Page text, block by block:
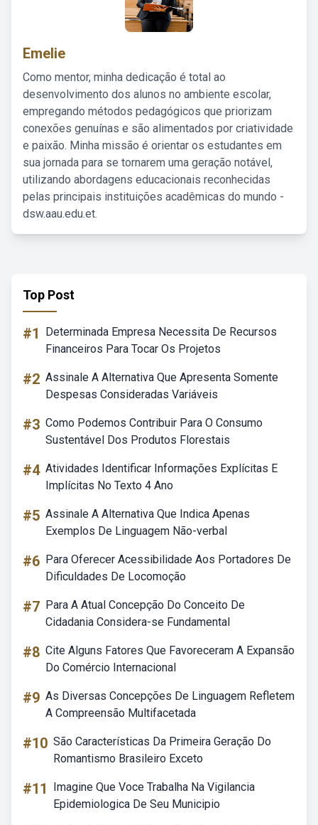
Emelie
Como mentor, minha dedicação é total ao
desenvolvimento dos alunos no ambiente escolar,
empregando métodos pedagógicos que priorizam
conexões genuínas e são alimentados por criatividade
e paixão. Minha missão é orientar os estudantes em
sua jornada para se tornarem uma geração notável,
utilizando abordagens educacionais reconhecidas
pelas principais instituições acadêmicas do mundo -
dsw.aau.edu.et.
Top Post
#1
Determinada Empresa Necessita De Recursos
Financeiros Para Tocar Os Projetos
#2 Assinale A Alternativa Que Apresenta Somente
Despesas Consideradas Variáveis
#3 Como Podemos Contribuir Para O Consumo
Sustentável Dos Produtos Florestais
#4 Atividades Identificar Informações Explícitas E
Implícitas No Texto 4 Ano
#5 Assinale A Alternativa Que Indica Apenas
Exemplos De Linguagem Não-verbal
#6 Para Oferecer Acessibilidade Aos Portadores De
Dificuldades De Locomoção
#7 Para A Atual Concepção Do Conceito De
Cidadania Considera-se Fundamental
#8 Cite Alguns Fatores Que Favoreceram A Expansão
Do Comércio Internacional
#9 As Diversas Concepções De Linguagem Refletem
A Compreensão Multifacetada
#10 São Características Da Primeira Geração Do
Romantismo Brasileiro Exceto
#11
Imagine Que Voce Trabalha Na Vigilancia
Epidemiologica De Seu Municipio